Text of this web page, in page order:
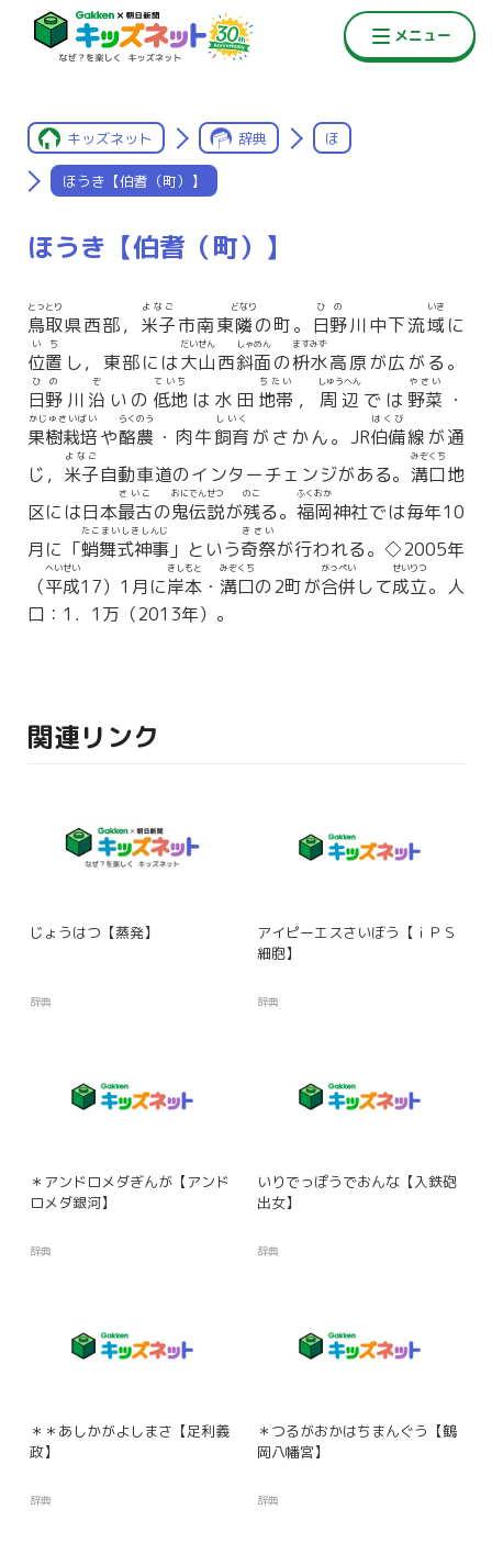
キッズネット 辞典 ほ
ほうき【伯耆（町）】
ほうき【伯耆（町）】
鳥取
とっとり
県西部， 米子
よなご
市南東隣
どなり
の町。 日野
ひの
川中下流域
いき
に
位置
いち
し，東部には大山
だいせん
西斜面
しゃめん
の枡水
ますみず
高原が広がる。
日野
ひの
川 沿
ぞ
いの 低地
ていち
は水田 地帯
ちたい
， 周辺
しゅうへん
では 野菜
やさい
・
果樹栽培
かじゅさいばい
や酪農
らくのう
・肉牛飼育
しいく
がさかん。JR伯備
はくび
線が通
じ， 米子
よなご
自動車道のインターチェンジがある。 溝口
みぞくち
地
区には日本最古
さいこ
の鬼伝説
おにでんせつ
が残
のこ
る。 福岡
ふくおか
神社では毎年10
月に「蛸舞式神事
たこまいしきしんじ
」という奇祭
きさい
が行われる。◇2005年
（平成
へいせい
17）1月に岸本
きしもと
・ 溝口
みぞくち
の2町が合併
がっぺい
して成立
せいりつ
。人
口：1．1万（2013年）。
関連リンク
じょうはつ【蒸発】
辞典
アイピーエスさいぼう【ｉＰＳ
細胞】
辞典
＊アンドロメダぎんが【アンド
ロメダ銀河】
辞典
いりでっぽうでおんな【入鉄砲
出女】
辞典
＊＊あしかがよしまさ【足利義
政】
辞典
＊つるがおかはちまんぐう【鶴
岡八幡宮】
辞典